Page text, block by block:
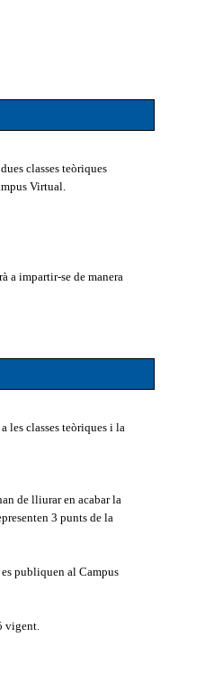
classes teòriques
Virtual.
a impartir-se de manera
les classes teòriques i la
de lliurar en acabar la
3 punts de la
publiquen al Campus
vigent.